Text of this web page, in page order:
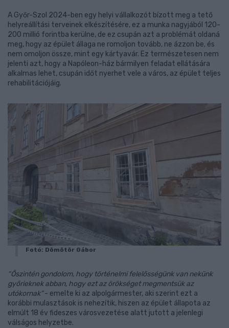
A Győr-Szol 2024-ben egy helyi vállalkozót bízott meg a tető
helyreállítási terveinek elkészítésére, ez a munka nagyjából 120-
200 millió forintba kerülne, de ez csupán azt a problémát oldaná
meg, hogy az épület állaga ne romoljon tovább, ne ázzon be, és
nem omoljon össze, mint egy kártyavár. Ez természetesen nem
jelenti azt, hogy a Napóleon-ház bármilyen feladat ellátására
alkalmas lehet, csupán időt nyerhet vele a város, az épület teljes
rehabilitációjáig.
Fotó: Dömötör Gábor
“Őszintén gondolom, hogy történelmi felelősségünk van nekünk
győrieknek abban, hogy ezt az örökséget megmentsük az
utókornak”- emelte ki az alpolgármester, aki szerint ezt a
korábbi mulasztások is nehezítik, hiszen az épület állapota az
elmúlt 18 év fideszes városvezetése alatt jutott a jelenlegi
válságos helyzetbe.